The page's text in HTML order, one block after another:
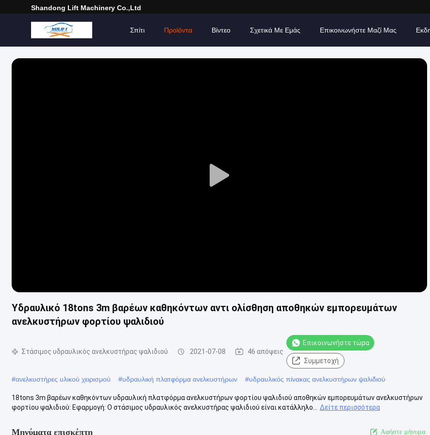
Shandong Lift Machinery Co.,Ltd
Σπίτι Προϊόντα Βίντεο Σχετικά Με Εμάς Επικοινωνήστε Μαζί Μας
Play
Υδραυλικό 18tons 3m βαρέων καθηκόντων αντι ολίσθηση αποθηκών εμπορευμάτων
ανελκυστήρων φορτίου ψαλιδιού
Στάσιμος υδραυλικός ανελκυστήρας ψαλιδιού 2021-07-08 46 απόψεις
Επικοινωνήστε τώρα
Συμμετοχή
#ανελκυστήρες υλικού χειρισμού #υδραυλική πλατφόρμα ανελκυστήρων #υδραυλικός πίνακας ανελκυστήρων ψαλιδιού
18tons 3m βαρέων καθηκόντων υδραυλική πλατφόρμα ανελκυστήρων φορτίου ψαλιδιού αποθηκών εμπορευμάτων ανελκυστήρων
φορτίου ψαλιδιού: Εφαρμογή: Ο στάσιμος υδραυλικός ανελκυστήρας ψαλιδιού είναι κατάλληλο...
Δείτε περισσότερα
Μηνύματα επισκέπτη Αφήστε μήνυμα.